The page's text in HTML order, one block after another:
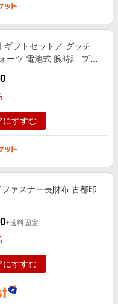
ギフトセット／ グッチ
ーツ 電池式 腕時計 ブラ
選べるモデル 高級 おしゃ
にすすむ
ァスナー長財布 古都印
+送料固定
にすすむ